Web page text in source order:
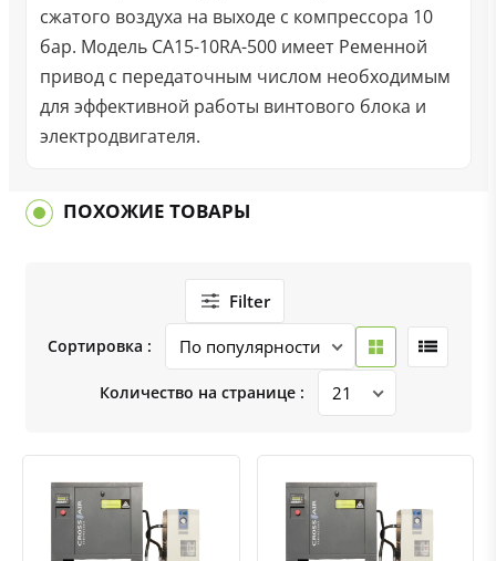
сжатого воздуха на выходе с компрессора 10
бар. Модель CA15-10RA-500 имеет Ременной
привод с передаточным числом необходимым
для эффективной работы винтового блока и
электродвигателя.
ПОХОЖИЕ ТОВАРЫ
Filter
Сортировка :
Количество на странице :